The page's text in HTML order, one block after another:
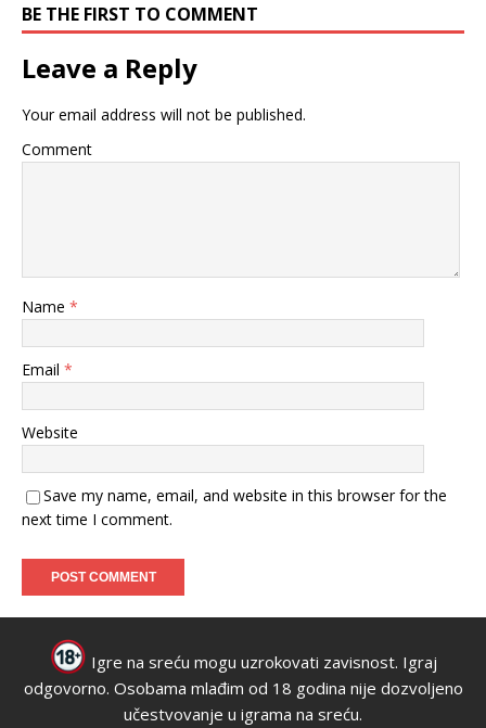
BE THE FIRST TO COMMENT
Leave a Reply
Your email address will not be published.
Comment
Name *
Email *
Website
Save my name, email, and website in this browser for the
next time I comment.
Igre na sreću mogu uzrokovati zavisnost. Igraj
odgovorno. Osobama mlađim od 18 godina nije dozvoljeno
učestvovanje u igrama na sreću.